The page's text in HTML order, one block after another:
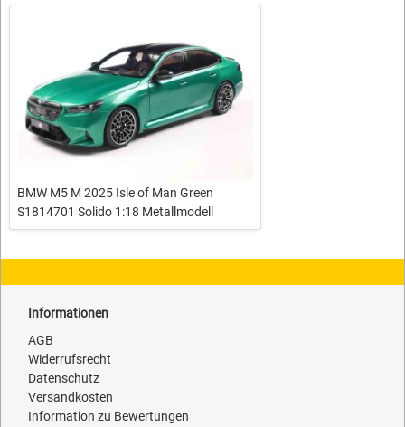
BMW M5 M 2025 Isle of Man Green
S1814701 Solido 1:18 Metallmodell
Informationen
AGB
Widerrufsrecht
Datenschutz
Versandkosten
Information zu Bewertungen